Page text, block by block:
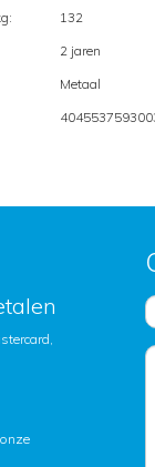
132
2 jaren
Metaal